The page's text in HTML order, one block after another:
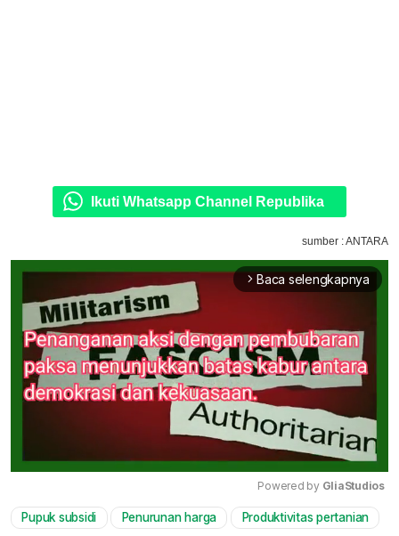
Ikuti Whatsapp Channel Republika
sumber : ANTARA
arrow_forward_ios Baca selengkapnya
Mute
Powered by GliaStudios
Pupuk subsidi Penurunan harga Produktivitas pertanian